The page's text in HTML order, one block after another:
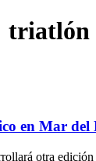
triatlón
en Mar del
otra